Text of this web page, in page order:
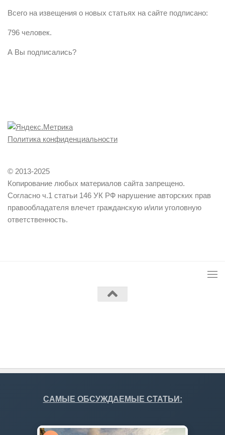
Всего на извещения о новых статьях на сайте подписано:
796 человек.
А Вы подписались?
Политика конфиденциальности
© 2013-2025
Копирование любых материалов сайта запрещено.
Согласно ч.1 статьи 146 УК РФ нарушение авторских прав
правообладателя влечет гражданскую и/или уголовную
ответственность.
САМЫЕ ОБСУЖДАЕМЫЕ СТАТЬИ: